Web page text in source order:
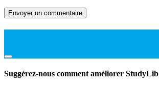
Envoyer un commentaire
Suggérez-nous comment améliorer StudyLib